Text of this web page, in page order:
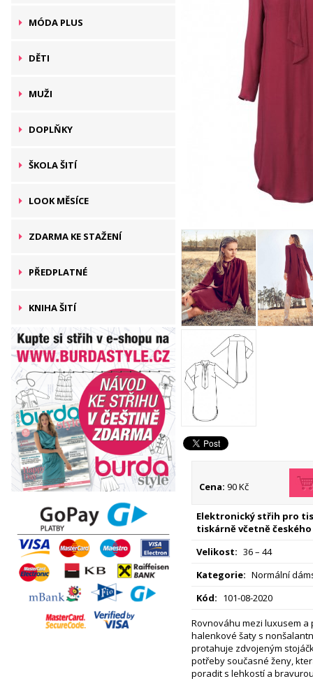
MÓDA PLUS
DĚTI
MUŽI
DOPLŇKY
ŠKOLA ŠITÍ
LOOK MĚSÍCE
ZDARMA KE STAŽENÍ
PŘEDPLATNÉ
KNIHA ŠITÍ
Cena: 90 Kč
Elektronický střih pro
tiskárně včetně českého
Velikost: 36 – 44
Kategorie: Normální
Kód: 101-08-2020
Rovnováhu mezi luxusem a
halenkové šaty s
protahuje zdvojeným
potřeby současné ženy,
poradit s lehkostí a